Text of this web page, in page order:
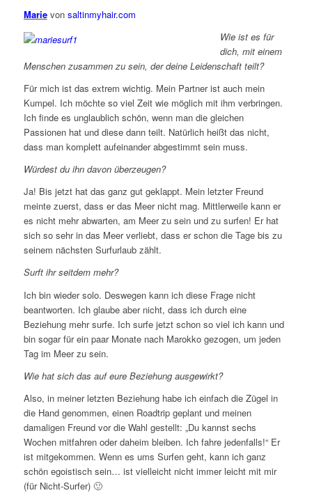
Marievon saltinmyhair.com
Wie ist es für
dich, mit einem
Menschen zusammen zu sein, der deine Leidenschaft teilt?
Für mich ist das extrem wichtig. Mein Partner ist auch mein
Kumpel. Ich möchte so viel Zeit wie möglich mit ihm verbringen.
Ich finde es unglaublich schön, wenn man die gleichen
Passionen hat und diese dann teilt. Natürlich heißt das nicht,
dass man komplett aufeinander abgestimmt sein muss.
Würdest du ihn davon überzeugen?
Ja! Bis jetzt hat das ganz gut geklappt. Mein letzter Freund
meinte zuerst, dass er das Meer nicht mag. Mittlerweile kann er
es nicht mehr abwarten, am Meer zu sein und zu surfen! Er hat
sich so sehr in das Meer verliebt, dass er schon die Tage bis zu
seinem nächsten Surfurlaub zählt.
Surft ihr seitdem mehr?
Ich bin wieder solo. Deswegen kann ich diese Frage nicht
beantworten. Ich glaube aber nicht, dass ich durch eine
Beziehung mehr surfe. Ich surfe jetzt schon so viel ich kann und
bin sogar für ein paar Monate nach Marokko gezogen, um jeden
Tag im Meer zu sein.
Wie hat sich das auf eure Beziehung ausgewirkt?
Also, in meiner letzten Beziehung habe ich einfach die Zügel in
die Hand genommen, einen Roadtrip geplant und meinen
damaligen Freund vor die Wahl gestellt: „Du kannst sechs
Wochen mitfahren oder daheim bleiben. Ich fahre jedenfalls!“ Er
ist mitgekommen. Wenn es ums Surfen geht, kann ich ganz
schön egoistisch sein… ist vielleicht nicht immer leicht mit mir
(für Nicht-Surfer) 🙂